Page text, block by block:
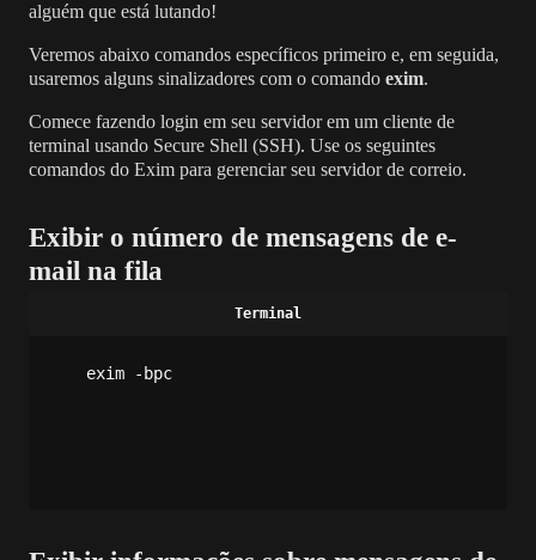
alguém que está lutando!
Veremos abaixo comandos específicos primeiro e, em seguida,
usaremos alguns sinalizadores com o comando exim.
Comece fazendo login em seu servidor em um cliente de
terminal usando Secure Shell (SSH). Use os seguintes
comandos do Exim para gerenciar seu servidor de correio.
Exibir o número de mensagens de e-
mail na fila
exim -bpc